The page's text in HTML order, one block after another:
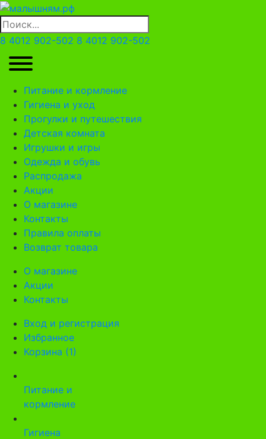
8 4012 902-502 8 4012 902-502
Питание и кормление
Гигиена и уход
Прогулки и путешествия
Детская комната
Игрушки и игры
Одежда и обувь
Распродажа
Акции
О магазине
Контакты
Правила оплаты
Возврат товара
О магазине
Акции
Контакты
Вход и регистрация
Избранное
Корзина (1)
Питание и
кормление
Гигиена